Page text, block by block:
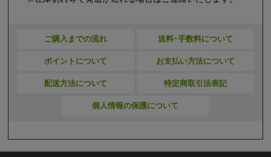
ご購入までの流れ 送料･手数料について
ポイントについて お支払い方法について
配送方法について 特定商取引法表記
個人情報の保護について